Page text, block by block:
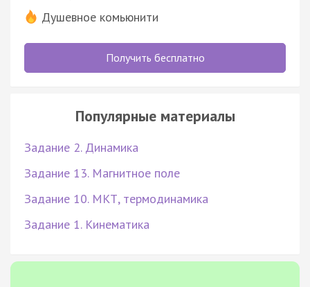
Душевное комьюнити
Получить бесплатно
Популярные материалы
Задание 2. Динамика
Задание 13. Магнитное поле
Задание 10. МКТ, термодинамика
Задание 1. Кинематика